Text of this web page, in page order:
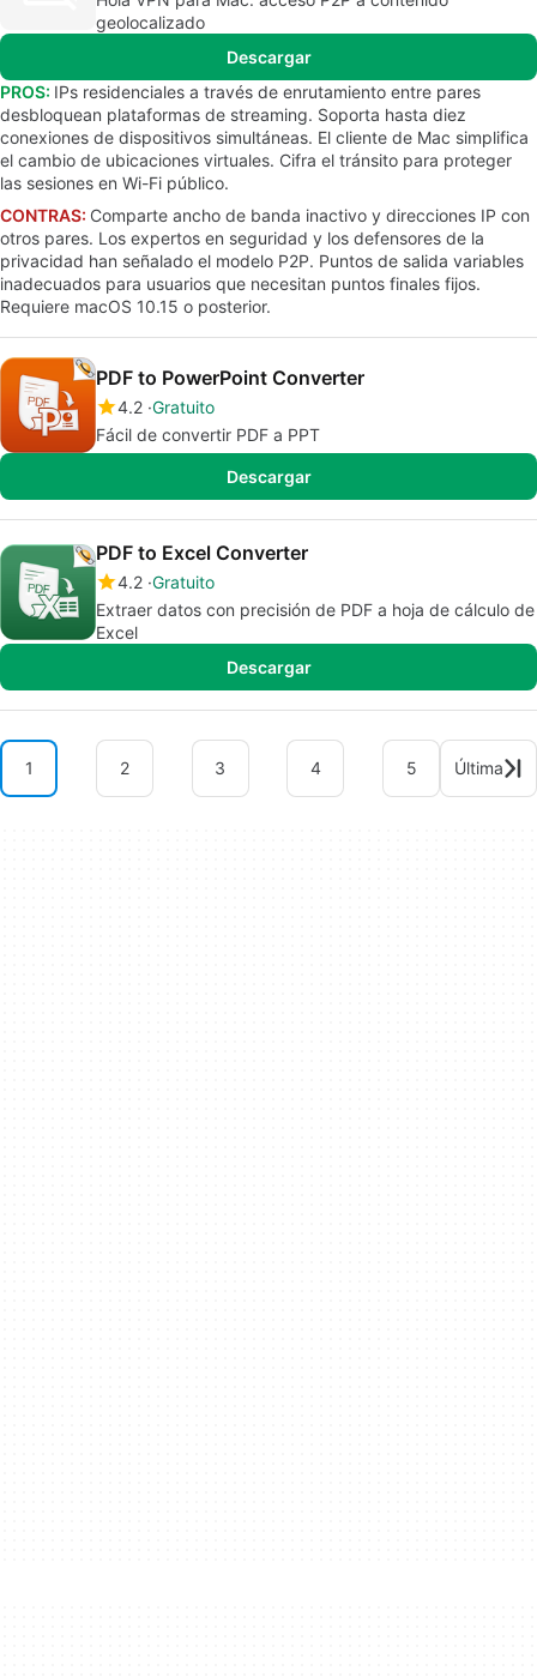
geolocalizado
Descargar
PROS: IPs residenciales a través de enrutamiento entre pares
desbloquean plataformas de streaming. Soporta hasta diez
conexiones de dispositivos simultáneas. El cliente de Mac simplifica
el cambio de ubicaciones virtuales. Cifra el tránsito para proteger
las sesiones en Wi-Fi público.
CONTRAS: Comparte ancho de banda inactivo y direcciones IP con
otros pares. Los expertos en seguridad y los defensores de la
privacidad han señalado el modelo P2P. Puntos de salida variables
inadecuados para usuarios que necesitan puntos finales fijos.
Requiere macOS 10.15 o posterior.
PDF to PowerPoint Converter
4.2 Gratuito
Fácil de convertir PDF a PPT
Descargar
PDF to Excel Converter
4.2 Gratuito
Extraer datos con precisión de PDF a hoja de cálculo de
Excel
Descargar
1 2 3 4 5 Última